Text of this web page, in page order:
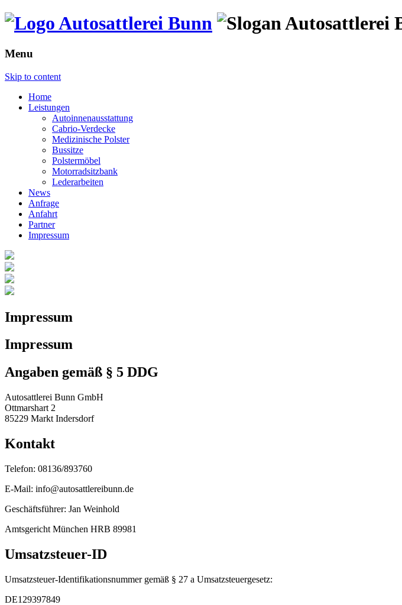
Menu
Skip to content
Home
Leistungen
Autoinnenausstattung
Cabrio-Verdecke
Medizinische Polster
Bussitze
Polstermöbel
Motorradsitzbank
Lederarbeiten
News
Anfrage
Anfahrt
Partner
Impressum
Impressum
Impressum
Angaben gemäß § 5 DDG
Autosattlerei Bunn GmbH
Ottmarshart 2
85229 Markt Indersdorf
Kontakt
Telefon: 08136/893760
E-Mail: info@autosattlereibunn.de
Geschäftsführer: Jan Weinhold
Amtsgericht München HRB 89981
Umsatzsteuer-ID
Umsatzsteuer-Identifikationsnummer gemäß § 27 a Umsatzsteuergesetz:
DE129397849